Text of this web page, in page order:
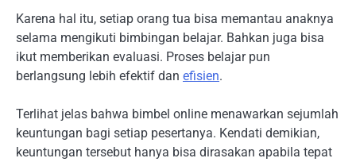
Karena hal itu, setiap orang tua bisa memantau anaknya
selama mengikuti bimbingan belajar. Bahkan juga bisa
ikut memberikan evaluasi. Proses belajar pun
berlangsung lebih efektif dan efisien.
Terlihat jelas bahwa bimbel online menawarkan sejumlah
keuntungan bagi setiap pesertanya. Kendati demikian,
keuntungan tersebut hanya bisa dirasakan apabila tepat